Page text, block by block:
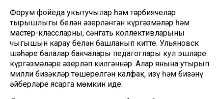
Форум фойеда укытучылар һәм тәрбиячеләр
тырышлыгы белән әзерләнгән күргәзмәләр һәм
мастер-классларны, сәнгать коллективларының
чыгышын карау белән башланып китте. Ульяновск
шәһәре балалар бакчалары педагоглары кул эшләре
күргәзмәләре әзерләп килгәннәр. Алар янына утырып
милли бизәкләр төшерелгән калфак, изү һәм бизәнү
әйберләре ясарга мөмкин иде.